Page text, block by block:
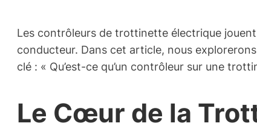
Les contrôleurs de trottinette électrique
conducteur. Dans cet article, nous
clé : « Qu’est-ce qu’un contrôleur sur une
Le Cœur de la